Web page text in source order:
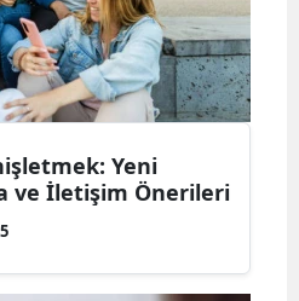
Bartın
Ardahan
Iğdır
Yalova
Karabük
Yeni
ve İletişim Önerileri